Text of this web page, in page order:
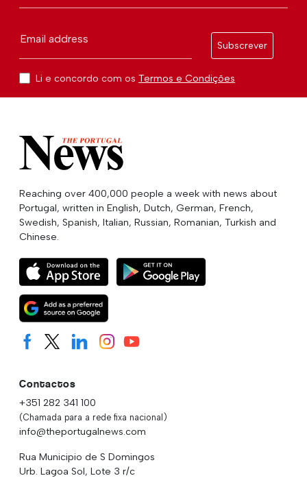
Email address
Subscrever
Li e concordo com os Termos e Condições
Reaching over 400,000 people a week with news about
Portugal, written in English, Dutch, German, French,
Swedish, Spanish, Italian, Russian, Romanian, Turkish and
Chinese.
Contactos
+351 282 341 100
(Chamada para a rede fixa nacional)
info@theportugalnews.com
Rua Municipio de S Domingos
Urb. Lagoa Sol, Lote 3 r/c